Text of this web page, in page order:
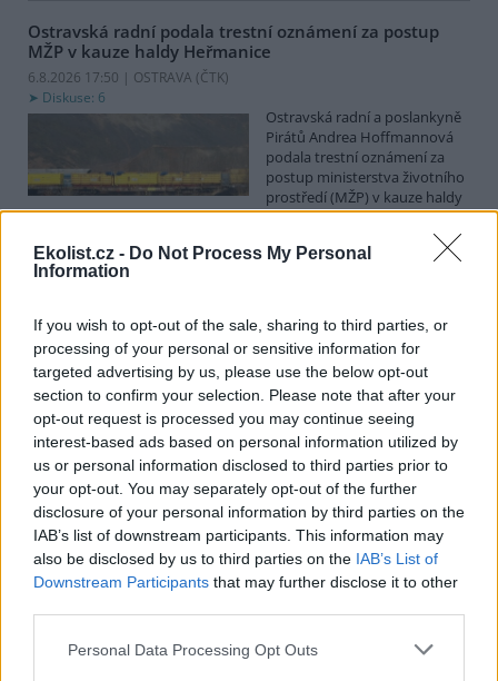
Ekolist.cz - Do Not Process My Personal
Information
If you wish to opt-out of the sale, sharing to third parties, or
processing of your personal or sensitive information for
targeted advertising by us, please use the below opt-out
section to confirm your selection. Please note that after your
opt-out request is processed you may continue seeing
interest-based ads based on personal information utilized by
us or personal information disclosed to third parties prior to
your opt-out. You may separately opt-out of the further
disclosure of your personal information by third parties on the
IAB’s list of downstream participants. This information may
also be disclosed by us to third parties on the IAB’s List of
Downstream Participants that may further disclose it to other
Personal Data Processing Opt Outs
Ostravská radní podala trestní oznámení za postup
MŽP v kauze haldy Heřmanice
6.8.2026 17:50 | OSTRAVA (ČTK)
Diskuse: 6
Ostravská radní a poslankyně
Pirátů Andrea Hoffmannová
podala trestní oznámení za
postup ministerstva životního
prostředí (MŽP) v kauze haldy
Heřmanice. Vyplývá to ze zprávy, kterou ČTK poskytla Česká
pirátská strana. Požaduje, aby policie prověřila okolnosti odebrání
případu České inspekci životního prostředí (ČIŽP) a zastavení řízení.
Hoffmannová ČTK sdělila, že trestní oznámení podala proti dosud
dalším osobám, jejichž účast na popsaném postupu může být
zjištěna prověřováním. Stanovisko MŽP a ČIŽP ČTK shání.
Ředitelé odborů i mluvčí se z ČIŽP rozhodli odejít z
vlastní vůle, řekl Straka
6.8.2026 15:22 (ČTK)
Diskuse: 1
Ředitel odboru vnitřních
služeb Matěj Mrlina, vedoucí
služebního úřadu Oldřich
Jarolím a tisková mluvčí Miriam
Loužecká končí na České
inspekci životního prostředí (ČIŽP) z vlastní iniciativy. Na dotaz ČTK
Podle něj tak končí dva z pěti ředitelů odborů na ČIŽP.